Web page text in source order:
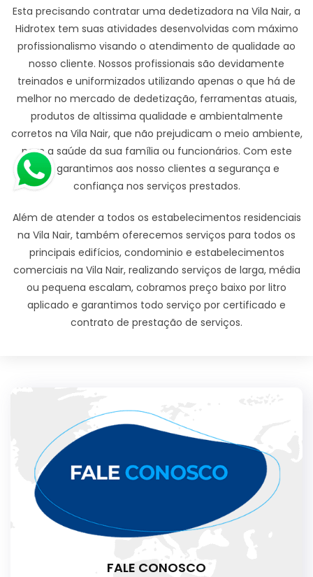
Esta precisando contratar uma dedetizadora na Vila Nair, a
Hidrotex tem suas atividades desenvolvidas com máximo
profissionalismo visando o atendimento de qualidade ao
nosso cliente. Nossos profissionais são devidamente
treinados e uniformizados utilizando apenas o que há de
melhor no mercado de dedetização, ferramentas atuais,
produtos de altissima qualidade e ambientalmente
corretos na Vila Nair, que não prejudicam o meio ambiente,
nem a saúde da sua família ou funcionários. Com este
zelo garantimos aos nosso clientes a segurança e
confiança nos serviços prestados.
Além de atender a todos os estabelecimentos residenciais
na Vila Nair, também oferecemos serviços para todos os
principais edifícios, condominio e estabelecimentos
comerciais na Vila Nair, realizando serviços de larga, média
ou pequena escalam, cobramos preço baixo por litro
aplicado e garantimos todo serviço por certificado e
contrato de prestação de serviços.
FALE CONOSCO